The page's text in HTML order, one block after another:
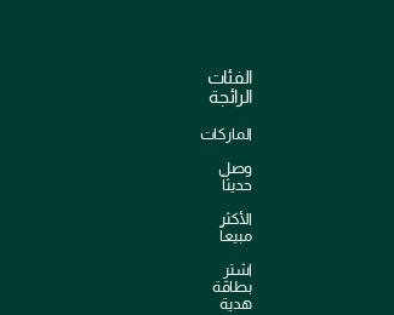
الفئات
الرائجة
الماركات
وصل
حديثاً
الأكثر
مبيعاً
اشترِ
بطاقة
هدية